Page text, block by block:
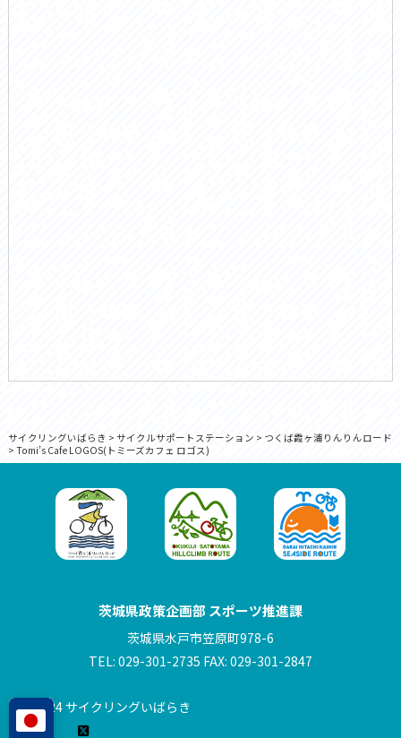
サイクリングいばらき > サイクルサポートステーション > つくば霞ヶ浦りんりんロード
> Tomi’s Cafe LOGOS(トミーズカフェ ロゴス)
茨城県政策企画部 スポーツ推進課
茨城県水戸市笠原町978-6
TEL: 029-301-2735 FAX: 029-301-2847
© 2024 サイクリングいばらき